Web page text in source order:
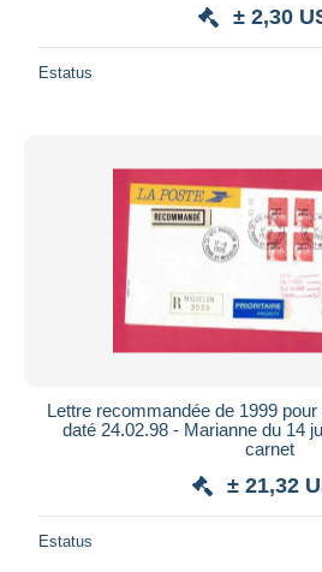
± 2,30
Estatus
Lettre recommandée de 1999
daté 24.02.98 - Marianne du 14
carnet
± 21,32
Estatus